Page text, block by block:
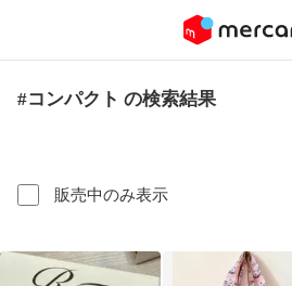
#コンパクト の検索結果
販売中のみ表示